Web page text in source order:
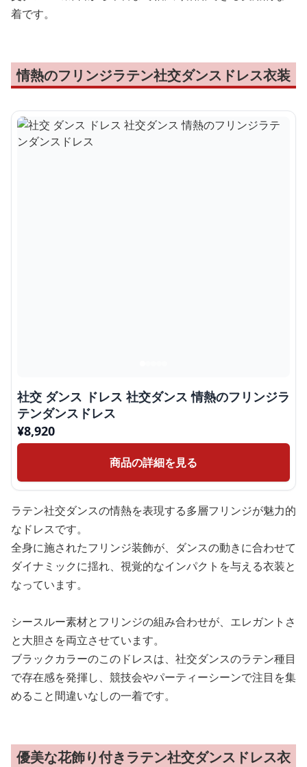
着です。
情熱のフリンジラテン社交ダンスドレス衣装
社交 ダンス ドレス 社交ダンス 情熱のフリンジラ
テンダンスドレス
¥8,920
商品の詳細を見る
ラテン社交ダンスの情熱を表現する多層フリンジが魅力的
なドレスです。
全身に施されたフリンジ装飾が、ダンスの動きに合わせて
ダイナミックに揺れ、視覚的なインパクトを与える衣装と
なっています。
シースルー素材とフリンジの組み合わせが、エレガントさ
と大胆さを両立させています。
ブラックカラーのこのドレスは、社交ダンスのラテン種目
で存在感を発揮し、競技会やパーティーシーンで注目を集
めること間違いなしの一着です。
優美な花飾り付きラテン社交ダンスドレス衣